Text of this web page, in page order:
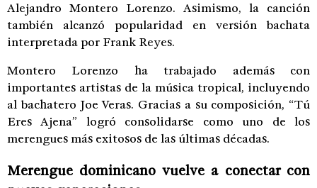
Alejandro Montero Lorenzo. Asimismo, la canción
también alcanzó popularidad en versión bachata
interpretada por Frank Reyes.
Montero Lorenzo ha trabajado además con
importantes artistas de la música tropical, incluyendo
al bachatero Joe Veras. Gracias a su composición, “Tú
Eres Ajena” logró consolidarse como uno de los
merengues más exitosos de las últimas décadas.
Merengue dominicano vuelve a conectar con